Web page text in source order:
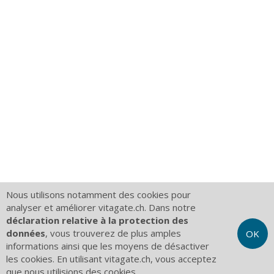
Nous utilisons notamment des cookies pour
analyser et améliorer vitagate.ch. Dans notre
déclaration relative à la protection des
données, vous trouverez de plus amples
informations ainsi que les moyens de désactiver
les cookies. En utilisant vitagate.ch, vous acceptez
que nous utilisions des cookies.
OK